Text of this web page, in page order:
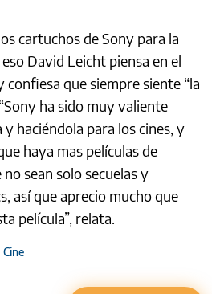
cartuchos de Sony para la
David Leicht piensa en el
que siempre siente “la
ha sido muy valiente
haciéndola para los cines, y
haya mas películas de
sean solo secuelas y
así que aprecio mucho que
película”, relata.
Cine